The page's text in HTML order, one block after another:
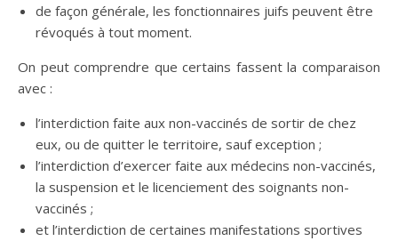
de façon générale, les fonctionnaires juifs peuvent être
révoqués à tout moment.
On peut comprendre que certains fassent la comparaison
avec :
l’interdiction faite aux non-vaccinés de sortir de chez
eux, ou de quitter le territoire, sauf exception ;
l’interdiction d’exercer faite aux médecins non-vaccinés,
la suspension et le licenciement des soignants non-
vaccinés ;
et l’interdiction de certaines manifestations sportives